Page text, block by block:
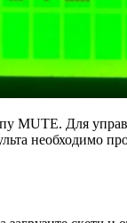
MUTE. Для
необходимо